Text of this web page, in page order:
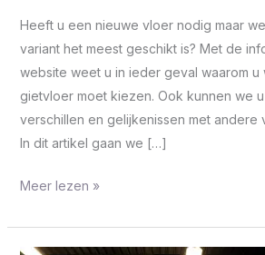
Heeft u een nieuwe vloer nodig maar
variant het meest geschikt is? Met de
website weet u in ieder geval waarom u
gietvloer moet kiezen. Ook kunnen we
verschillen en gelijkenissen met andere
In dit artikel gaan we […]
Meer lezen »